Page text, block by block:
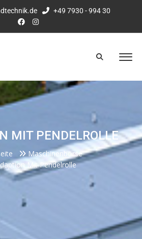
+49 7930 - 994 30
MIT PENDELROLLE
Maschinenbörse
Mit Pendelrolle